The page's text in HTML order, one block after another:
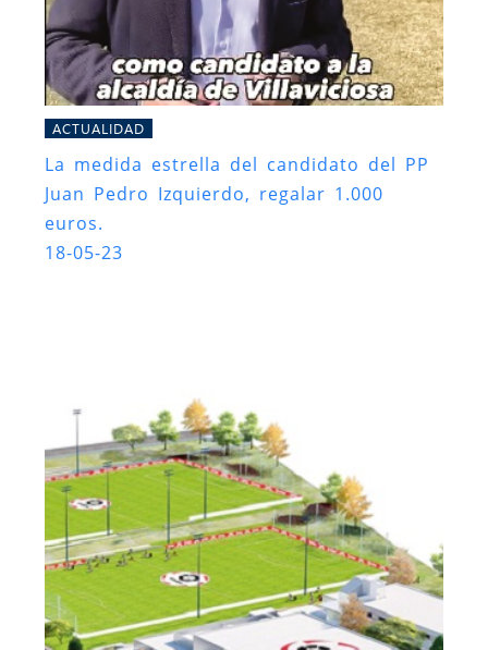
ACTUALIDAD
La medida estrella del candidato del PP
Juan Pedro Izquierdo, regalar 1.000
euros.
18-05-23